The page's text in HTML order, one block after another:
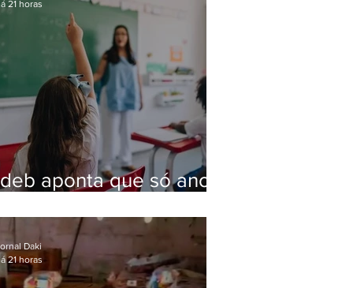
aponta que só anos
da educação
21 horas
Daki
21 horas